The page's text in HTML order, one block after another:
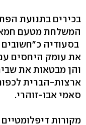
בכירים בתנועת
המשלחת מטעם
בסעודיה
את עומק היחסים
והן מבטאות את
ארצות-הברית
סאמי אבו-זוהרי.
מקורות